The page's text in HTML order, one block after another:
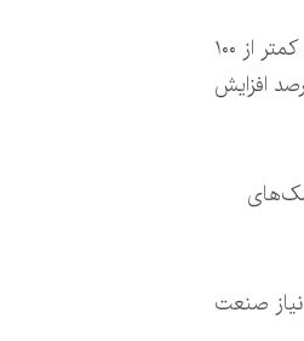
آزمون بررسی خواص بازتابش نور مرئی روی این دوربین‌ها انجام شده است که نشان‌دهنده بهبود خواص نمونه بعد از پوشش‌دهی با ضخامت کمتر از ۱۰۰
استفاده در دوربین‌های شکاری این شرکت است، به شکلی که میزان عبور نور مرئی از حدود ۹۲-۹۰ درصد به ۹۸-۹۷ درصد افزایش
صنعت